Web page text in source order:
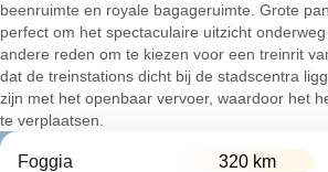
beenruimte en royale bagageruimte. Grote
perfect om het spectaculaire uitzicht
andere reden om te kiezen voor een treinrit
dat de treinstations dicht bij de stadscentra
zijn met het openbaar vervoer, waardoor het
te verplaatsen.
Foggia 320 km